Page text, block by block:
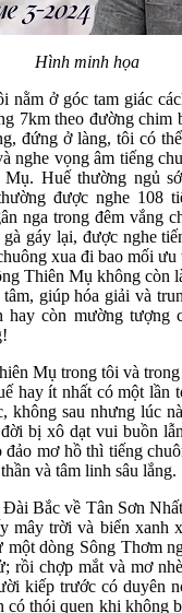
Hình minh họa
nằm ở góc tam giác
7km theo đường chim
đứng ở làng, tôi có
nghe vọng âm tiếng
Mụ. Huế thường ngủ
được nghe 108
nga trong đêm vắng
gáy lại, được nghe
xua đi bao mối
Thiên Mụ không còn
giúp hóa giải và
hay còn mường tượng
Mụ trong tôi và
hay ít nhất có một lần
không sau nhưng lúc
bị xô dạt vui buồn
đảo mơ hồ thì tiếng
và tâm linh sâu lắng.
Bắc về Tân Sơn
mây trời và biển xanh
dòng Sông Thơm
rồi chợp mắt và mơ
kiếp trước có duyên
có thói quen khi không